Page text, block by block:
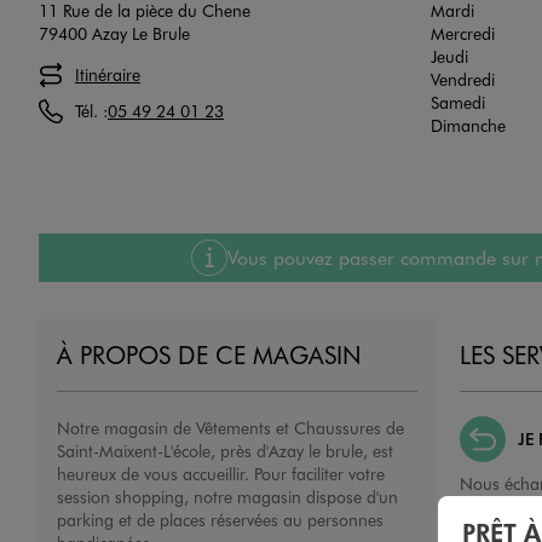
11 Rue de la pièce du Chene
79400 Azay Le Brule
Itinéraire
Tél. :05 49 24 01 23
Mardi
Mercredi
Jeudi
Vendredi
Samedi
Dimanche
Vous pouvez passer commande
À PROPOS DE CE MAGASIN
Notre magasin de Vêtements et Chaussures de
Saint-Maixent-L'école, près d'Azay le brule, est
heureux de vous accueillir. Pour faciliter votre
session shopping, notre magasin dispose d'un
parking et de places réservées au personnes
LES
JE
Nous
porté,
PRÊT